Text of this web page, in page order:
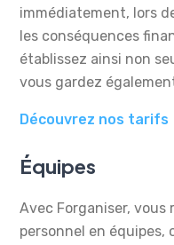
immédiatement, lors
les conséquences
établissez ainsi non
vous gardez
Découvrez nos tarifs
Équipes
Avec Forganiser,
personnel en